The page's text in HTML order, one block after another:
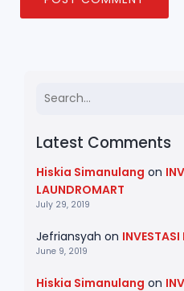
Latest Comments
Hiskia Simanulang on
LAUNDROMART
July 29, 2019
Jefriansyah on
June 9, 2019
Hiskia Simanulang on